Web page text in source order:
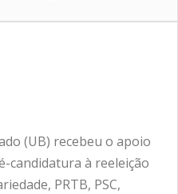
(UB) recebeu o apoio
candidatura à reeleição
PRTB, PSC,